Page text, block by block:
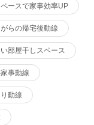
ースで家事効率UP
らの帰宅後動線
部屋干しスペース
事動線
動線